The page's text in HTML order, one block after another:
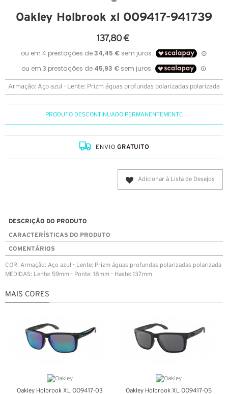
Oakley Holbrook xl OO9417-941739
137,80 €
Armação: Aço azul - Lente: Prizm águas profundas polarizadas polarizada
PRODUTO DESCONTINUADO PERMANENTEMENTE
ENVIOGRATUITO
Adicionar à Lista de Desejos
DESCRIÇÃO DO PRODUTO
CARACTERÍSTICAS DO PRODUTO
COMENTÁRIOS
COR: Armação: Aço azul - Lente: Prizm águas profundas polarizadas polarizada
MEDIDAS: Lente: 59mm - Ponte: 18mm - Haste: 137mm
MAIS CORES
Oakley Holbrook XL OO9417-03 Oakley Holbrook XL OO9417-05